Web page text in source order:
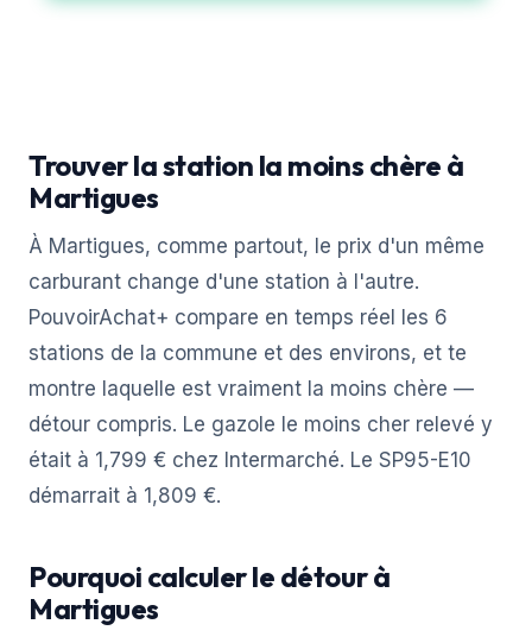
Trouver la station la moins chère à
Martigues
À Martigues, comme partout, le prix d'un même
carburant change d'une station à l'autre.
PouvoirAchat+ compare en temps réel les 6
stations de la commune et des environs, et te
montre laquelle est vraiment la moins chère —
détour compris. Le gazole le moins cher relevé y
était à 1,799 € chez Intermarché. Le SP95-E10
démarrait à 1,809 €.
Pourquoi calculer le détour à
Martigues